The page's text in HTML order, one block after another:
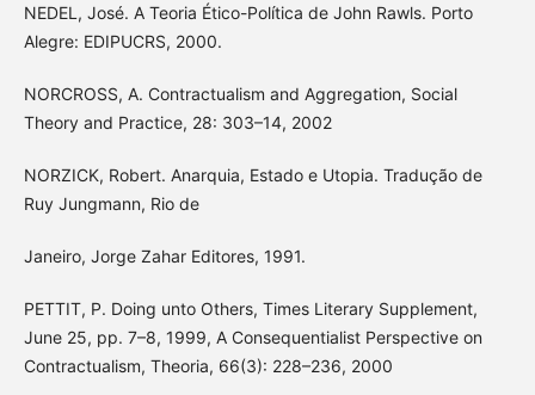
NEDEL, José. A Teoria Ético-Política de John Rawls. Porto
Alegre: EDIPUCRS, 2000.
NORCROSS, A. Contractualism and Aggregation, Social
Theory and Practice, 28: 303–14, 2002
NORZICK, Robert. Anarquia, Estado e Utopia. Tradução de
Ruy Jungmann, Rio de
Janeiro, Jorge Zahar Editores, 1991.
PETTIT, P. Doing unto Others, Times Literary Supplement,
June 25, pp. 7–8, 1999, A Consequentialist Perspective on
Contractualism, Theoria, 66(3): 228–236, 2000